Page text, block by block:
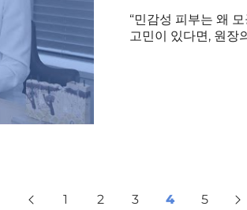
“민감성 피부는 왜
고민이 있다면, 원장
1 2 3 4 5